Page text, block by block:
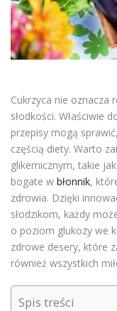
Cukrzyca nie oznacza
słodkości. Właściwie
przepisy mogą
częścią diety. Warto
glikemicznym, takie
bogate w błonnik,
zdrowia. Dzięki
słodzikom, każdy
o poziom glukozy we
zdrowe desery, które
również wszystkich
Spis treści